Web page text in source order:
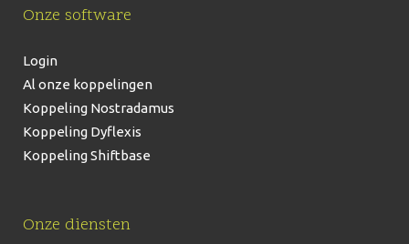
Onze software
Login
Al onze koppelingen
Koppeling Nostradamus
Koppeling Dyflexis
Koppeling Shiftbase
Onze diensten